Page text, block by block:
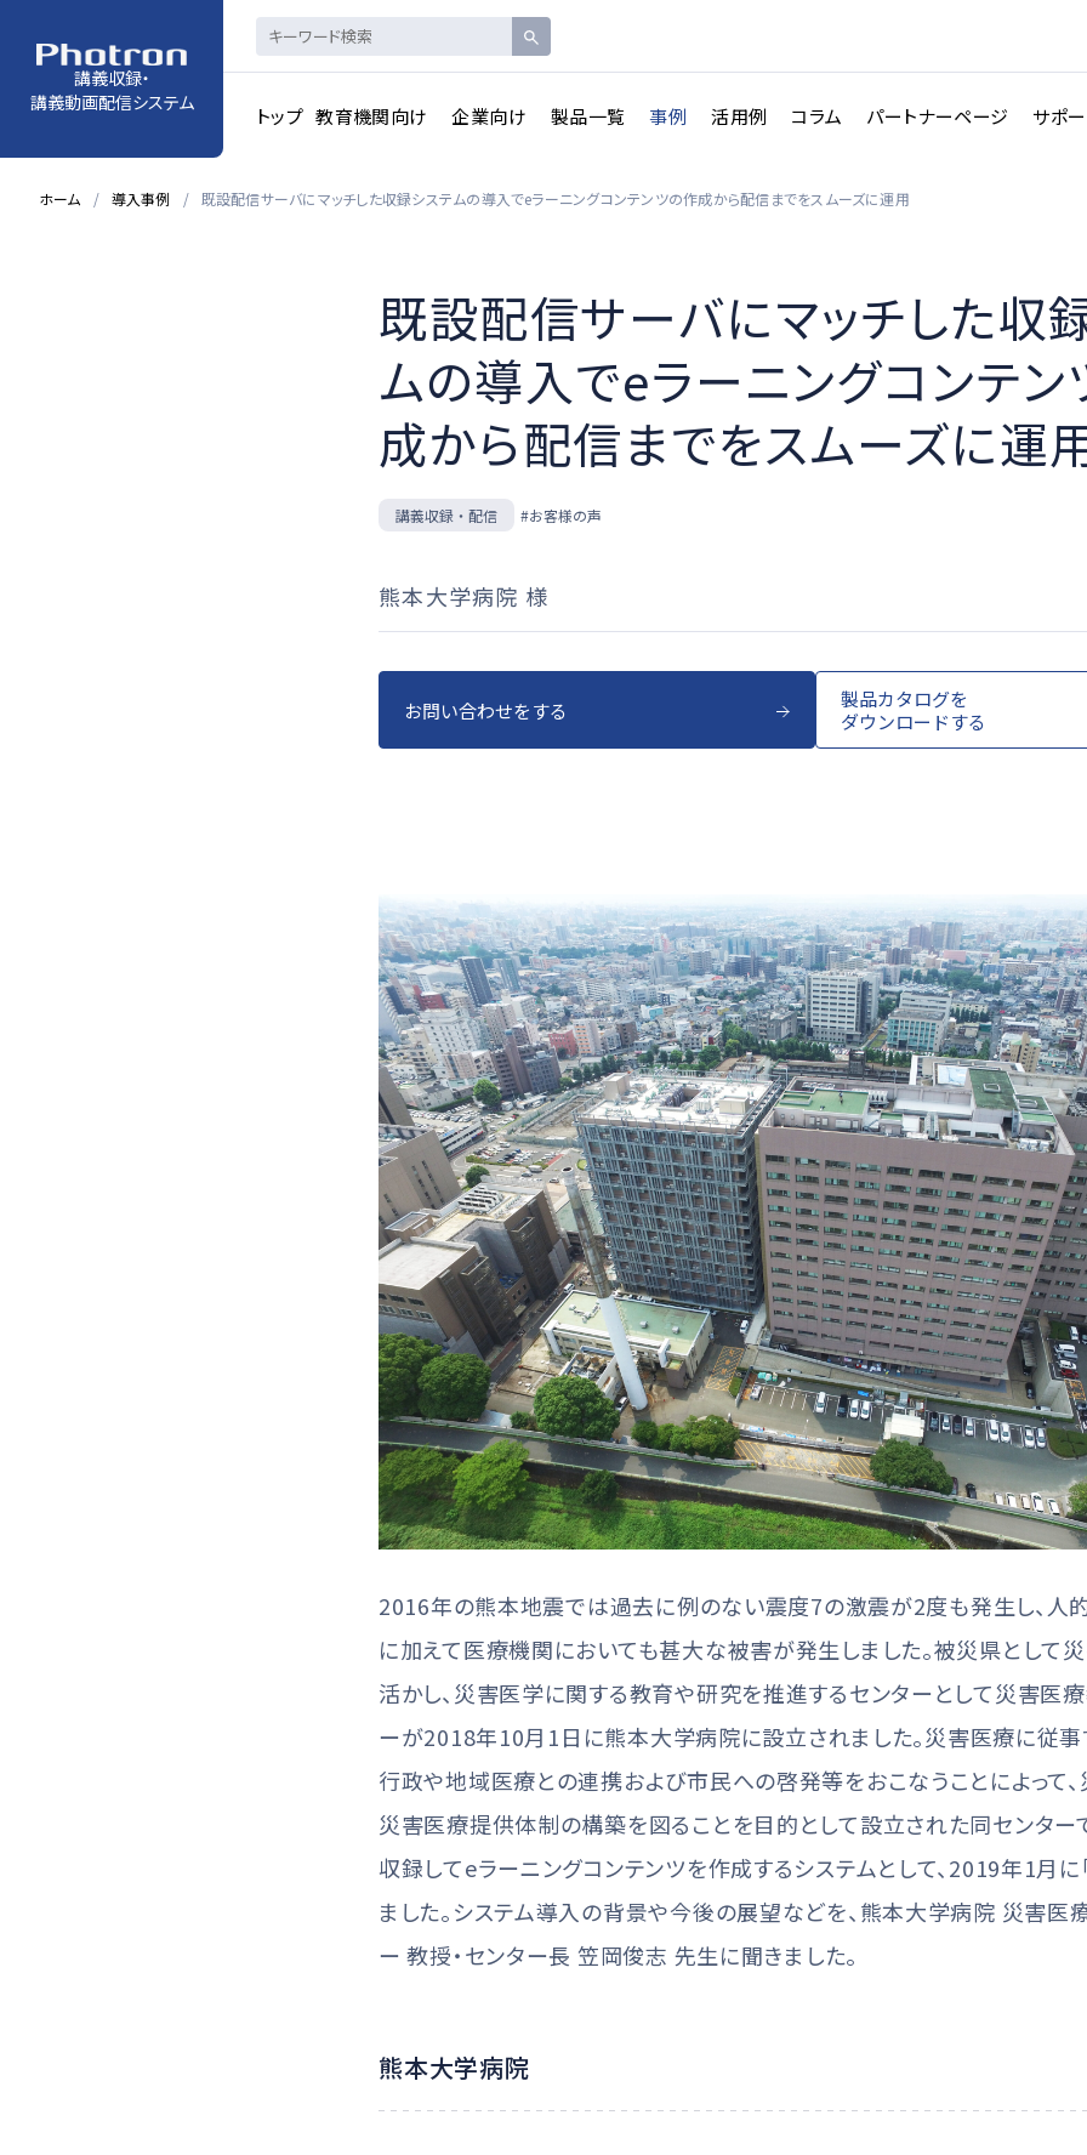
講義収録・
講義動画配信システム
トップ 教育機関向け 企業向け 製品一覧 事例 活用例 コラム パートナーページ サポ
ホーム 導入事例 既設配信サーバにマッチした収録システムの導入でeラーニングコンテンツの作成から配信までをスムーズに運用
既設配信サーバにマッチした収
ムの導入でeラーニングコンテン
成から配信までをスムーズに運
講義収録・配信 #お客様の声
熊本大学病院 様
お問い合わせをする 製品カタログを
ダウンロードする
2016年の熊本地震では過去に例のない震度7の激震が2度も発生し、人
に加えて医療機関においても甚大な被害が発生しました。被災県として
活かし、災害医学に関する教育や研究を推進するセンターとして災害医
ーが2018年10月1日に熊本大学病院に設立されました。災害医療に従事
行政や地域医療との連携および市民への啓発等をおこなうことによって
災害医療提供体制の構築を図ることを目的として設立された同センター
収録してeラーニングコンテンツを作成するシステムとして、2019年1月に
ました。システム導入の背景や今後の展望などを、熊本大学病院 災害医
ー 教授・センター長 笠岡俊志 先生に聞きました。
熊本大学病院